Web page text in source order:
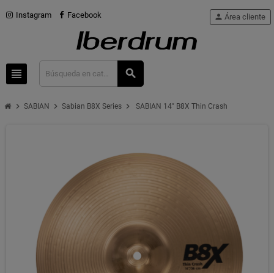
Instagram Facebook
view_headline search
person Área cliente
chevron_right SABIAN chevron_right Sabian B8X Series chevron_right SABIAN 14" B8X Thin Crash